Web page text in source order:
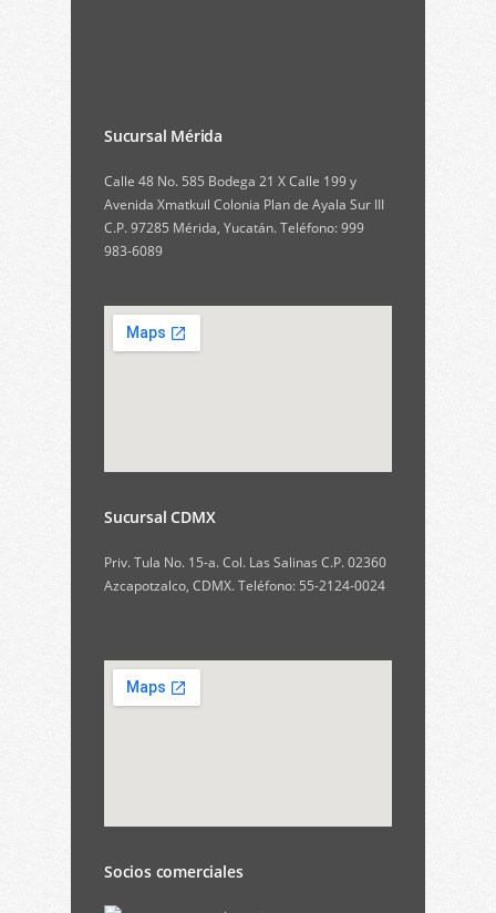
Sucursal Mérida
Calle 48 No. 585 Bodega 21 X Calle 199 y
Avenida Xmatkuil Colonia Plan de Ayala Sur III
C.P. 97285 Mérida, Yucatán. Teléfono: 999
983-6089
Sucursal CDMX
Priv. Tula No. 15-a. Col. Las Salinas C.P. 02360
Azcapotzalco, CDMX. Teléfono: 55-2124-0024
Socios comerciales